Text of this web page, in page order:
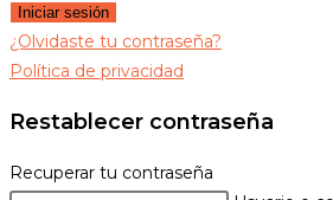
Iniciar sesión
¿Olvidaste tu contraseña?
Política de privacidad
Restablecer contraseña
Recuperar tu contraseña